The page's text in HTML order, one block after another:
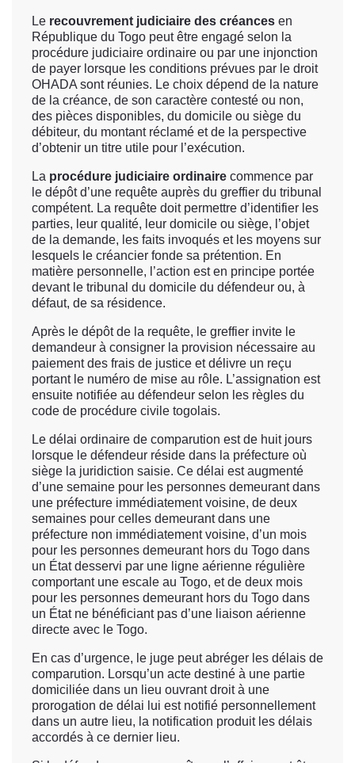
Le recouvrement judiciaire des créances en
République du Togo peut être engagé selon la
procédure judiciaire ordinaire ou par une injonction
de payer lorsque les conditions prévues par le droit
OHADA sont réunies. Le choix dépend de la nature
de la créance, de son caractère contesté ou non,
des pièces disponibles, du domicile ou siège du
débiteur, du montant réclamé et de la perspective
d’obtenir un titre utile pour l’exécution.
La procédure judiciaire ordinaire commence par
le dépôt d’une requête auprès du greffier du tribunal
compétent. La requête doit permettre d’identifier les
parties, leur qualité, leur domicile ou siège, l’objet
de la demande, les faits invoqués et les moyens sur
lesquels le créancier fonde sa prétention. En
matière personnelle, l’action est en principe portée
devant le tribunal du domicile du défendeur ou, à
défaut, de sa résidence.
Après le dépôt de la requête, le greffier invite le
demandeur à consigner la provision nécessaire au
paiement des frais de justice et délivre un reçu
portant le numéro de mise au rôle. L’assignation est
ensuite notifiée au défendeur selon les règles du
code de procédure civile togolais.
Le délai ordinaire de comparution est de huit jours
lorsque le défendeur réside dans la préfecture où
siège la juridiction saisie. Ce délai est augmenté
d’une semaine pour les personnes demeurant dans
une préfecture immédiatement voisine, de deux
semaines pour celles demeurant dans une
préfecture non immédiatement voisine, d’un mois
pour les personnes demeurant hors du Togo dans
un État desservi par une ligne aérienne régulière
comportant une escale au Togo, et de deux mois
pour les personnes demeurant hors du Togo dans
un État ne bénéficiant pas d’une liaison aérienne
directe avec le Togo.
En cas d’urgence, le juge peut abréger les délais de
comparution. Lorsqu’un acte destiné à une partie
domiciliée dans un lieu ouvrant droit à une
prorogation de délai lui est notifié personnellement
dans un autre lieu, la notification produit les délais
accordés à ce dernier lieu.